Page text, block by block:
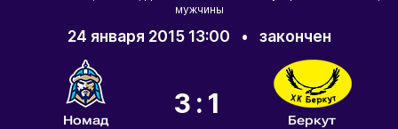
мужчины
24 января 2015 13:00 • закончен
Номад
3:1
Беркут